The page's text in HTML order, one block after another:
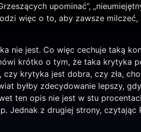
upominać”,
więc o to, aby zawsze milczeć,
nie jest. Co więc cechuje taką
krótko o tym, że taka krytyka
krytyka jest dobra, czy zła,
byłby zdecydowanie lepszy,
ten opis nie jest w stu
Jednak z drugiej strony, czytając